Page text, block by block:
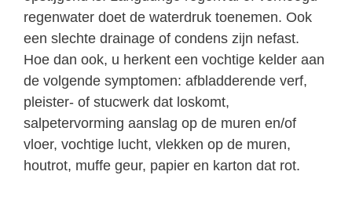
regenwater doet de waterdruk toenemen. Ook
een slechte drainage of condens zijn nefast.
Hoe dan ook, u herkent een vochtige kelder aan
de volgende symptomen: afbladderende verf,
pleister- of stucwerk dat loskomt,
salpetervorming aanslag op de muren en/of
vloer, vochtige lucht, vlekken op de muren,
houtrot, muffe geur, papier en karton dat rot.